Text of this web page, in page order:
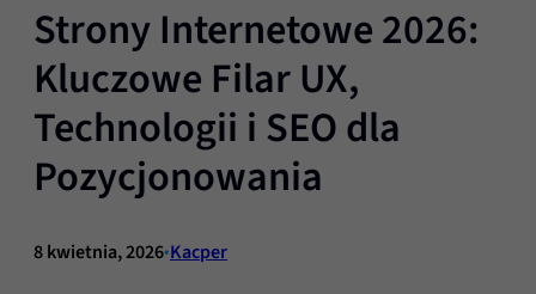
Strony Internetowe 2026:
Kluczowe Filar UX,
Technologii i SEO dla
Pozycjonowania
8 kwietnia, 2026•Kacper